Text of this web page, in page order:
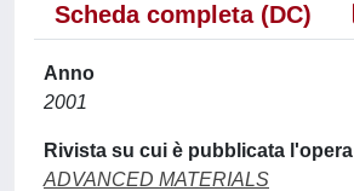
Scheda completa (DC)
Anno
2001
Rivista su cui è pubblicata l'opera
ADVANCED MATERIALS